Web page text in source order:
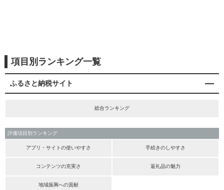
項目別ランキング一覧
ふるさと納税サイト
総合ランキング
評価項目別ランキング
アプリ・サイトの使いやすさ 手続きのしやすさ
コンテンツの充実さ 返礼品の魅力
地域振興への貢献